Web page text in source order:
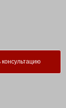
консультацию